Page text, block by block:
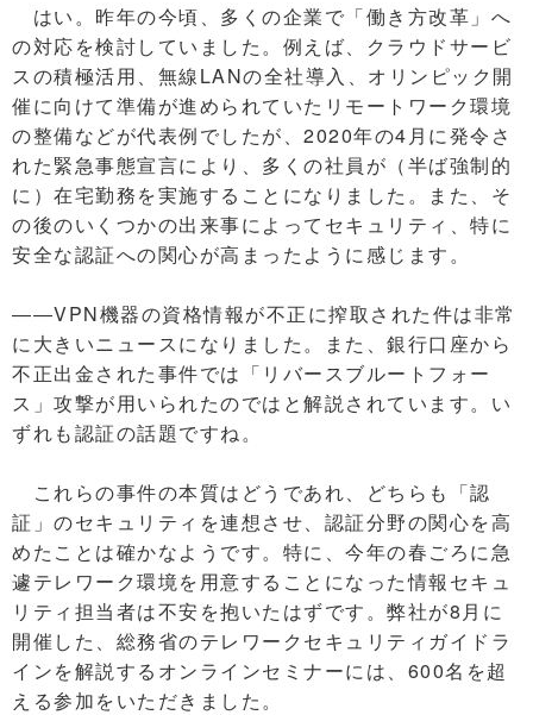
はい。昨年の今頃、多くの企業で「働き方改革」へ
の対応を検討していました。例えば、クラウドサービ
スの積極活用、無線LANの全社導入、オリンピック開
催に向けて準備が進められていたリモートワーク環境
の整備などが代表例でしたが、2020年の4月に発令さ
れた緊急事態宣言により、多くの社員が（半ば強制的
に）在宅勤務を実施することになりました。また、そ
の後のいくつかの出来事によってセキュリティ、特に
安全な認証への関心が高まったように感じます。
――VPN機器の資格情報が不正に搾取された件は非常
に大きいニュースになりました。また、銀行口座から
不正出金された事件では「リバースブルートフォー
ス」攻撃が用いられたのではと解説されています。い
ずれも認証の話題ですね。
これらの事件の本質はどうであれ、どちらも「認
証」のセキュリティを連想させ、認証分野の関心を高
めたことは確かなようです。特に、今年の春ごろに急
遽テレワーク環境を用意することになった情報セキュ
リティ担当者は不安を抱いたはずです。弊社が8月に
開催した、総務省のテレワークセキュリティガイドラ
インを解説するオンラインセミナーには、600名を超
える参加をいただきました。